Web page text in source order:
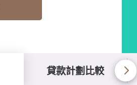
貸款計劃比較